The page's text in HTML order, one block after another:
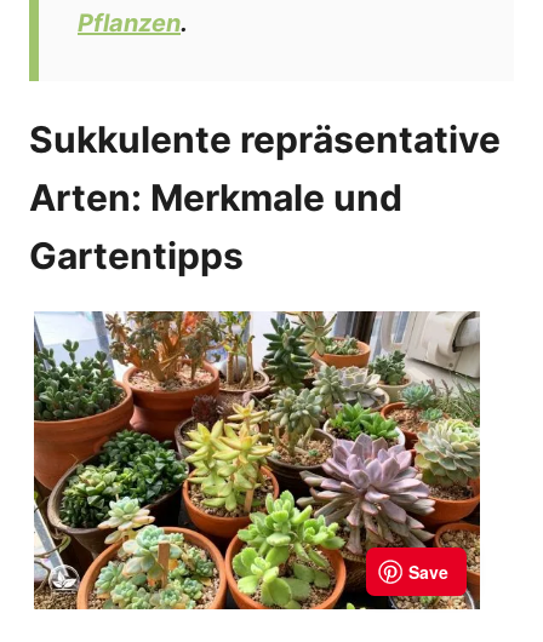
Pflanzen.
Sukkulente repräsentative
Arten: Merkmale und
Gartentipps